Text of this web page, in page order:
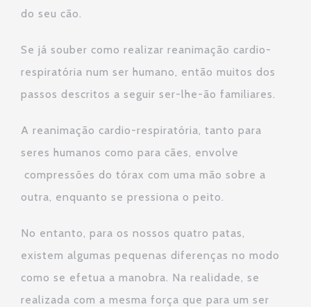
do seu cão.
Se já souber como realizar reanimação cardio-
respiratória num ser humano, então muitos dos
passos descritos a seguir ser-lhe-ão familiares.
A reanimação cardio-respiratória, tanto para
seres humanos como para cães, envolve
compressões do tórax com uma mão sobre a
outra, enquanto se pressiona o peito.
No entanto, para os nossos quatro patas,
existem algumas pequenas diferenças no modo
como se efetua a manobra. Na realidade, se
realizada com a mesma força que para um ser